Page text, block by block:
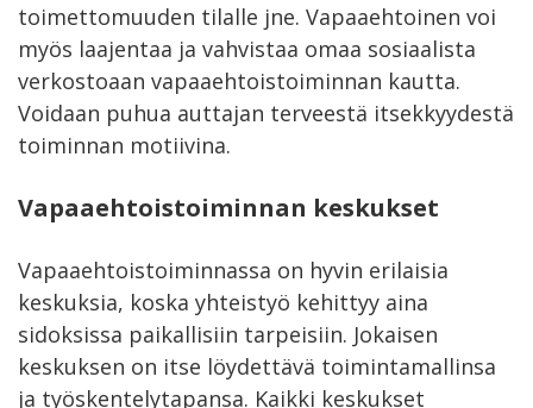
toimettomuuden tilalle jne. Vapaaehtoinen voi
myös laajentaa ja vahvistaa omaa sosiaalista
verkostoaan vapaaehtoistoiminnan kautta.
Voidaan puhua auttajan terveestä itsekkyydestä
toiminnan motiivina.
Vapaaehtoistoiminnan keskukset
Vapaaehtoistoiminnassa on hyvin erilaisia
keskuksia, koska yhteistyö kehittyy aina
sidoksissa paikallisiin tarpeisiin. Jokaisen
keskuksen on itse löydettävä toimintamallinsa
ja työskentelytapansa. Kaikki keskukset